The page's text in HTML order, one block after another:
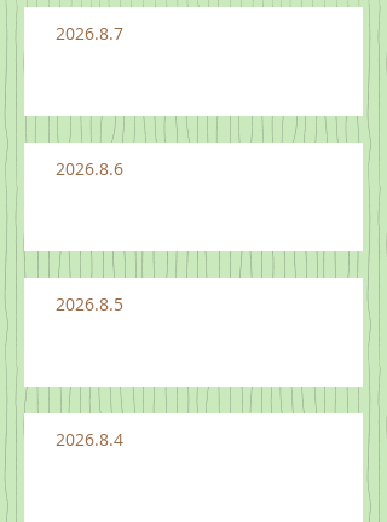
2026.8.7
2026.8.6
2026.8.5
2026.8.4